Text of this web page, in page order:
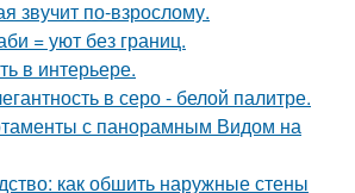
звучит по-взрослому.
= уют без границ.
в интерьере.
в серо - белой палитре.
с панорамным Видом на
как обшить наружные стены